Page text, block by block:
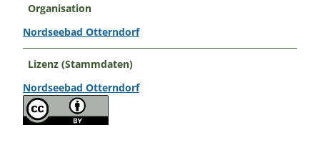
Organisation
Nordseebad Otterndorf
Lizenz (Stammdaten)
Nordseebad Otterndorf